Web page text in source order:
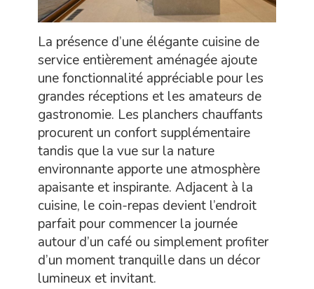
La présence d’une élégante cuisine de
service entièrement aménagée ajoute
une fonctionnalité appréciable pour les
grandes réceptions et les amateurs de
gastronomie. Les planchers chauffants
procurent un confort supplémentaire
tandis que la vue sur la nature
environnante apporte une atmosphère
apaisante et inspirante. Adjacent à la
cuisine, le coin-repas devient l’endroit
parfait pour commencer la journée
autour d’un café ou simplement profiter
d’un moment tranquille dans un décor
lumineux et invitant.